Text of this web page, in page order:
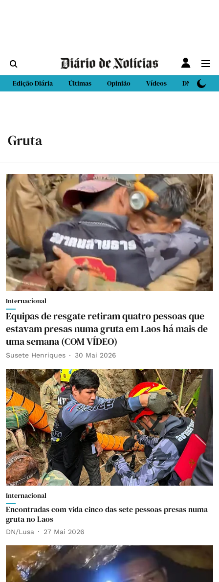
Edição Diária Últimas Opinião Vídeos DN Sport
Gruta
Internacional
Equipas de resgate retiram quatro pessoas que
estavam presas numa gruta em Laos há mais de
uma semana (COM VÍDEO)
Susete Henriques 30 Mai 2026
Internacional
Encontradas com vida cinco das sete pessoas presas numa
gruta no Laos
DN/Lusa 27 Mai 2026